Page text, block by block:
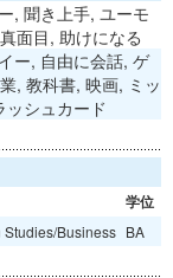
, 聞き上手, ユーモ
面目, 助けになる
ー, 自由に会話, ゲ
, 教科書, 映画, ミッ
シュカード
学位
Studies/Business BA